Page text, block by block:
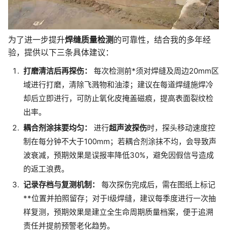
为了进一步提升焊缝质量检测的可靠性，结合我的多年经
验，提供以下三条具体建议：
打磨清洁后再探伤：
每次检测前*须对焊缝及周边20mm区
域进行打磨，清除飞溅物和油漆；建议在每道焊缝施焊冷
却后立即进行，可防止氧化皮掩盖磁痕，提高表面裂纹检
出率。
耦合剂涂抹要均匀：
进行超声波探伤时，探头移动速度控
制在每分钟不大于100mm；若耦合剂涂抹不均，会导致声
波衰减，预期效果是误报率降低30%，避免因假信号造成
的返工浪费。
记录存档与复测机制：
每次探伤完成后，需在图纸上标记
**位置并拍照留存；对于I级焊缝，建议每季度进行一次抽
样复测，预期效果是建立全生命周期质量档案，便于追溯
责任并提前预警老化趋势。